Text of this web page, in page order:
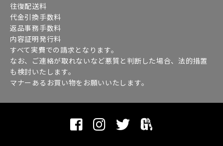
往復配送料
代金引換手数料
返品事務手数料
内容証明発行料
すべて実費での請求となります。
なお、ご連絡が取れないなど悪質と判断した場合、法的措置
も検討いたします。
マナーあるお買い物をお願いいたします。